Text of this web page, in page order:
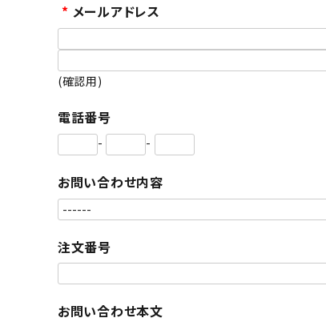
キーワードから探す
飲み比べ
読み物
* メールアドレス
(確認用)
電話番号
- -
お問い合わせ内容
注文番号
お問い合わせ本文